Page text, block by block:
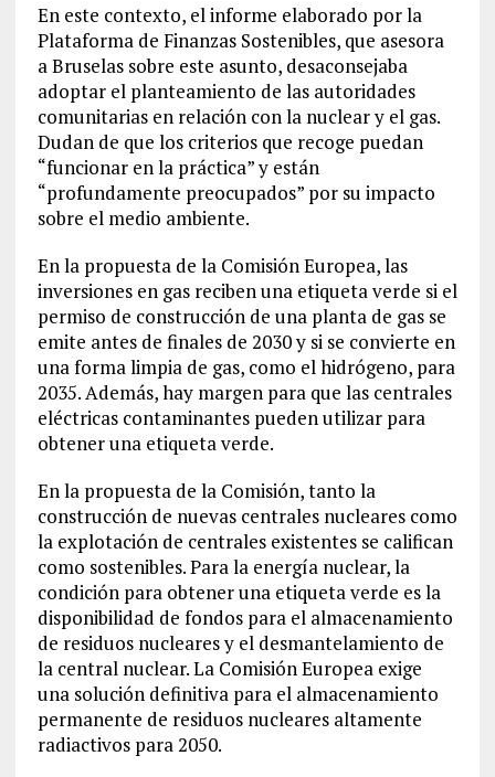
En este contexto, el informe elaborado por la
Plataforma de Finanzas Sostenibles, que asesora
a Bruselas sobre este asunto, desaconsejaba
adoptar el planteamiento de las autoridades
comunitarias en relación con la nuclear y el gas.
Dudan de que los criterios que recoge puedan
“funcionar en la práctica” y están
“profundamente preocupados” por su impacto
sobre el medio ambiente.
En la propuesta de la Comisión Europea, las
inversiones en gas reciben una etiqueta verde si el
permiso de construcción de una planta de gas se
emite antes de finales de 2030 y si se convierte en
una forma limpia de gas, como el hidrógeno, para
2035. Además, hay margen para que las centrales
eléctricas contaminantes pueden utilizar para
obtener una etiqueta verde.
En la propuesta de la Comisión, tanto la
construcción de nuevas centrales nucleares como
la explotación de centrales existentes se califican
como sostenibles. Para la energía nuclear, la
condición para obtener una etiqueta verde es la
disponibilidad de fondos para el almacenamiento
de residuos nucleares y el desmantelamiento de
la central nuclear. La Comisión Europea exige
una solución definitiva para el almacenamiento
permanente de residuos nucleares altamente
radiactivos para 2050.